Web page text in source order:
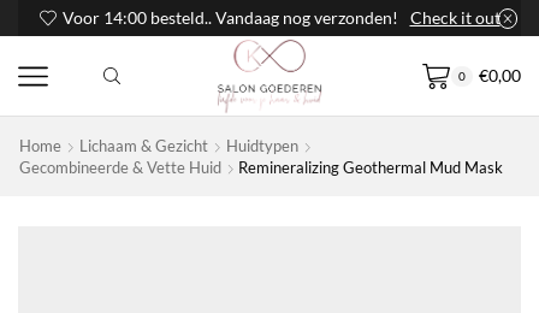
Voor 14:00 besteld.. Vandaag nog verzonden! Check it out
0 €0,00
Home Lichaam & Gezicht
Huidtypen
Gecombineerde & Vette Huid
Remineralizing Geothermal Mud Mask